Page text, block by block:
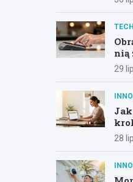
nią
29
28